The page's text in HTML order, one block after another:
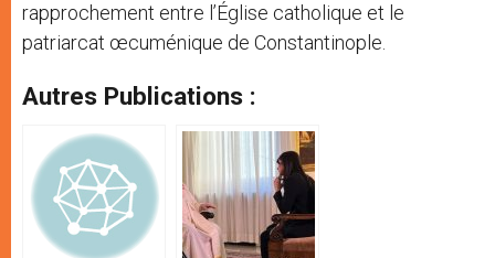
rapprochement entre l’Église catholique et le
patriarcat œcuménique de Constantinople.
Autres Publications :